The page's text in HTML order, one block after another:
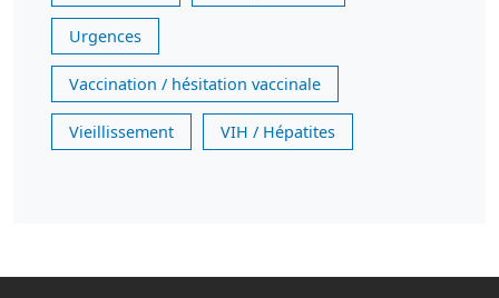
Urgences
Vaccination / hésitation vaccinale
Vieillissement VIH / Hépatites